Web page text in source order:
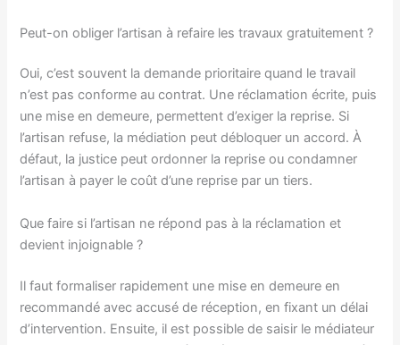
Peut-on obliger l’artisan à refaire les travaux gratuitement ?
Oui, c’est souvent la demande prioritaire quand le travail
n’est pas conforme au contrat. Une réclamation écrite, puis
une mise en demeure, permettent d’exiger la reprise. Si
l’artisan refuse, la médiation peut débloquer un accord. À
défaut, la justice peut ordonner la reprise ou condamner
l’artisan à payer le coût d’une reprise par un tiers.
Que faire si l’artisan ne répond pas à la réclamation et
devient injoignable ?
Il faut formaliser rapidement une mise en demeure en
recommandé avec accusé de réception, en fixant un délai
d’intervention. Ensuite, il est possible de saisir le médiateur